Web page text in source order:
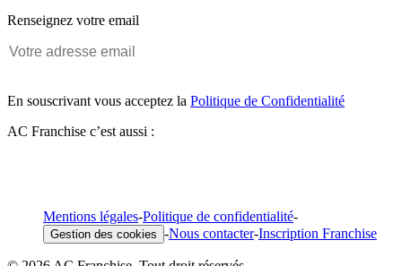
Renseignez votre email
En souscrivant vous acceptez la Politique de Confidentialité
AC Franchise c’est aussi :
Mentions légales-Politique de confidentialité-
Gestion des cookies -Nous contacter-Inscription Franchise